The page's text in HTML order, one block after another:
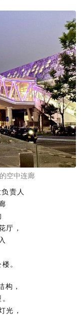
空中连廊
责人
厅，
。
构，
光，